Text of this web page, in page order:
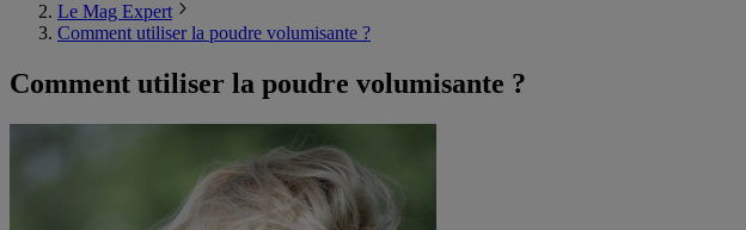
Le Mag Expert
Comment utiliser la poudre volumisante ?
Comment utiliser la poudre volumisante ?